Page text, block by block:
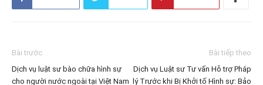
Bài trước
Dịch vụ luật sư bào chữa hình sự
cho người nước ngoài tại Việt Nam
Bài tiếp theo
Dịch vụ Luật sư Tư vấn Hỗ trợ Pháp
lý Trước khi Bị Khởi tố Hình sự: Bảo